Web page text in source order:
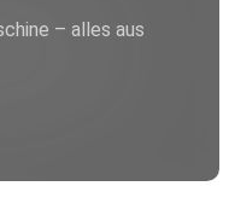
– alles aus